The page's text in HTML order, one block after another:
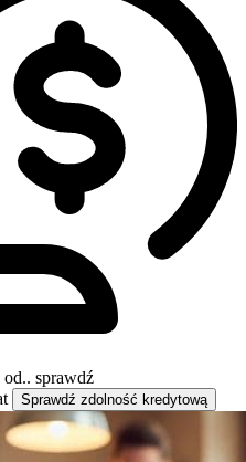
sprawdź
Sprawdź zdolność kredytową